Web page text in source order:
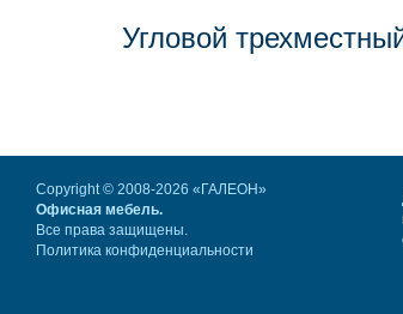
Угловой
Copyright © 2008-2026 «ГАЛЕОН»
Офисная мебель.
Все права защищены.
Политика конфиденциальности